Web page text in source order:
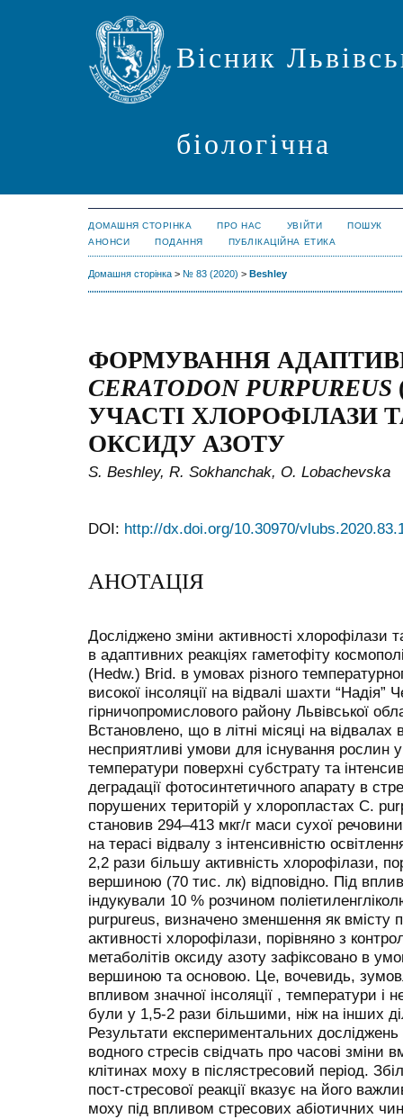
Вісник
біологічна
ДОМАШНЯ СТОРІНКА ПРО НАС УВІЙТИ
ПОШУК
АНОНСИ
ПОДАННЯ ПУБЛІКАЦІЙНА ЕТИКА
Домашня сторінка > № 83 (2020) > Beshley
ФОРМУВАННЯ
CERATODON PURPUREUS
УЧАСТІ ХЛОРОФІЛАЗИ
ОКСИДУ АЗОТУ
S. Beshley, R. Sokhanchak, O. Lobachevska
DOI: http://dx.doi.org/10.30970/
АНОТАЦІЯ
Досліджено зміни активності хлорофілази
в адаптивних реакціях гаметофіту
(Hedw.) Brid. в умовах різного
високої інсоляції на відвалі шахти “Надія”
гірничопромислового району Львівської
Встановлено, що в літні місяці на
несприятливі умови для існування рослин
температури поверхні субстрату та
деградації фотосинтетичного апарату в
порушених територій у хлоропластах C.
становив 294–413 мкг/г маси сухої
на терасі відвалу з інтенсивністю
2,2 рази більшу активність хлорофілази,
вершиною (70 тис. лк) відповідно. Під
індукували 10 % розчином
purpureus, визначено зменшення як вмісту
активності хлорофілази, порівняно з
метаболітів оксиду азоту зафіксовано в
вершиною та основою. Це, вочевидь,
впливом значної інсоляції , температури і
були у 1,5-2 рази більшими, ніж на інших
Результати експериментальних досліджень
водного стресів свідчать про часові зміни
клітинах моху в післястресовий період.
пост-стресової реакції вказує на його
моху під впливом стресових абіотичних